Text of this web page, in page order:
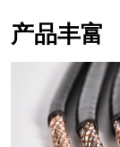
产品丰富